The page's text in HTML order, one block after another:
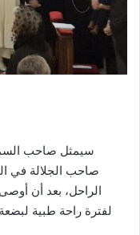
سيمثل صاحب
صاحب الجلالة في
الراحل، بعد أن
لفترة راحة طبية